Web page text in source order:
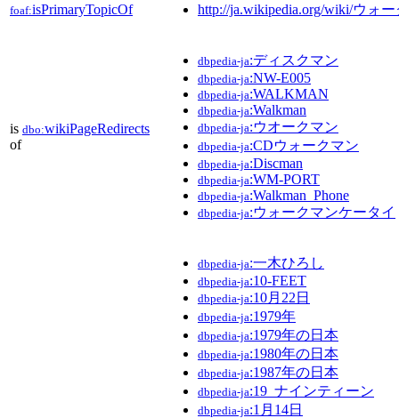
foaf:isPrimaryTopicOf http://ja.wikipedia.org/wiki/ウォ
is dbo:wikiPageRedirects
of
dbpedia-ja:ディスクマン
dbpedia-ja:NW-E005
dbpedia-ja:WALKMAN
dbpedia-ja:Walkman
dbpedia-ja:ウオークマン
dbpedia-ja:CDウォークマン
dbpedia-ja:Discman
dbpedia-ja:WM-PORT
dbpedia-ja:Walkman_Phone
dbpedia-ja:ウォークマンケータイ
dbpedia-ja:一木ひろし
dbpedia-ja:10-FEET
dbpedia-ja:10月22日
dbpedia-ja:1979年
dbpedia-ja:1979年の日本
dbpedia-ja:1980年の日本
dbpedia-ja:1987年の日本
dbpedia-ja:19_ナインティーン
dbpedia-ja:1月14日